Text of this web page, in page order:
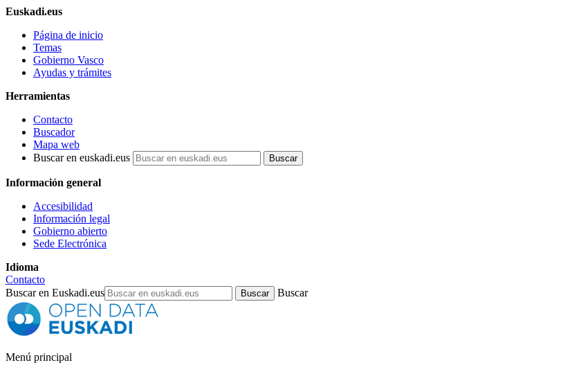
Euskadi.eus
Página de inicio
Temas
Gobierno Vasco
Ayudas y trámites
Herramientas
Contacto
Buscador
Mapa web
Buscar en euskadi.eus
Información general
Accesibilidad
Información legal
Gobierno abierto
Sede Electrónica
Idioma
Contacto
Buscar en Euskadi.eus
Buscar
Menú principal